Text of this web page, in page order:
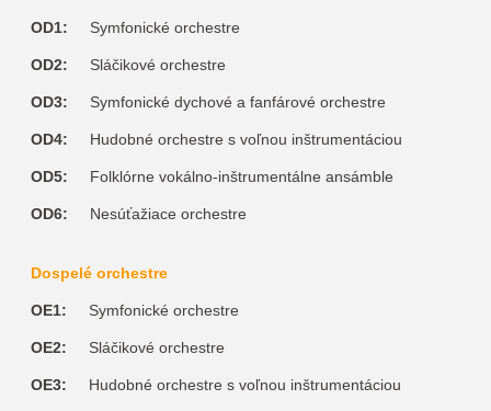
OD1: Symfonické orchestre
OD2: Sláčikové orchestre
OD3: Symfonické dychové a fanfárové orchestre
OD4: Hudobné orchestre s voľnou inštrumentáciou
OD5: Folklórne vokálno-inštrumentálne ansámble
OD6: Nesúťažiace orchestre
Dospelé orchestre
OE1: Symfonické orchestre
OE2: Sláčikové orchestre
OE3: Hudobné orchestre s voľnou inštrumentáciou